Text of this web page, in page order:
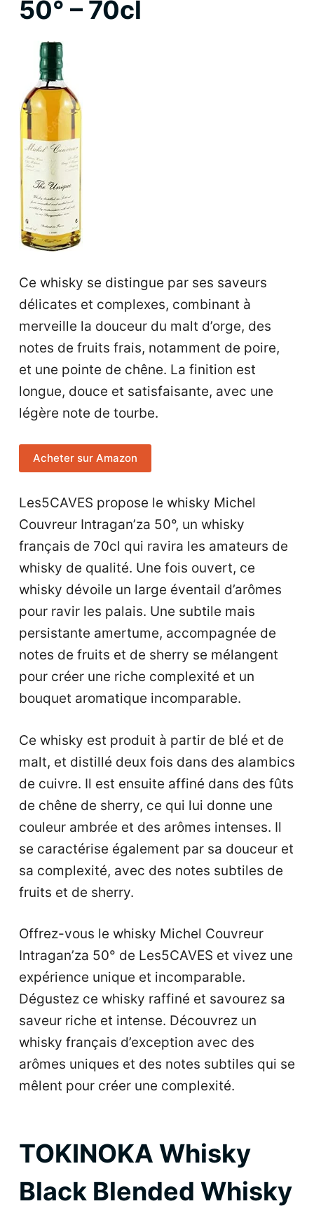
50° – 70cl
Ce whisky se distingue par ses saveurs
délicates et complexes, combinant à
merveille la douceur du malt d’orge, des
notes de fruits frais, notamment de poire,
et une pointe de chêne. La finition est
longue, douce et satisfaisante, avec une
légère note de tourbe.
Acheter sur Amazon
Les5CAVES propose le whisky Michel
Couvreur Intragan’za 50°, un whisky
français de 70cl qui ravira les amateurs de
whisky de qualité. Une fois ouvert, ce
whisky dévoile un large éventail d’arômes
pour ravir les palais. Une subtile mais
persistante amertume, accompagnée de
notes de fruits et de sherry se mélangent
pour créer une riche complexité et un
bouquet aromatique incomparable.
Ce whisky est produit à partir de blé et de
malt, et distillé deux fois dans des alambics
de cuivre. Il est ensuite affiné dans des fûts
de chêne de sherry, ce qui lui donne une
couleur ambrée et des arômes intenses. Il
se caractérise également par sa douceur et
sa complexité, avec des notes subtiles de
fruits et de sherry.
Offrez-vous le whisky Michel Couvreur
Intragan’za 50° de Les5CAVES et vivez une
expérience unique et incomparable.
Dégustez ce whisky raffiné et savourez sa
saveur riche et intense. Découvrez un
whisky français d’exception avec des
arômes uniques et des notes subtiles qui se
mêlent pour créer une complexité.
TOKINOKA Whisky
Black Blended Whisky